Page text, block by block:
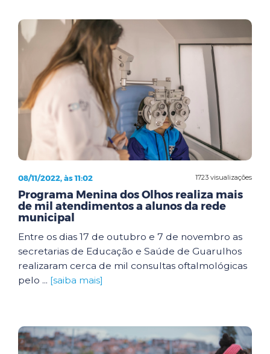
1723 visualizações
08/11/2022, às 11:02
Programa Menina dos Olhos realiza mais
de mil atendimentos a alunos da rede
municipal
Entre os dias 17 de outubro e 7 de novembro as
secretarias de Educação e Saúde de Guarulhos
realizaram cerca de mil consultas oftalmológicas
pelo ... [saiba mais]